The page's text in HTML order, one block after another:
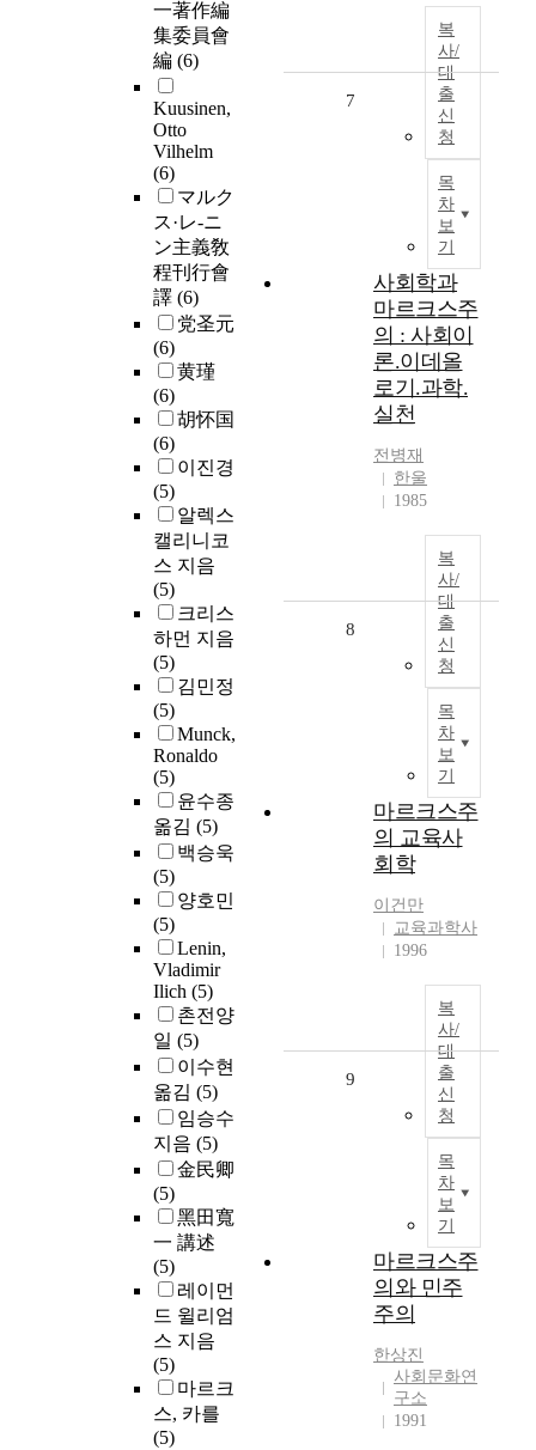
一著作編
集委員會
編 (6)
Kuusinen,
Otto
Vilhelm
(6)
マルク
ス·レ-ニ
ン主義敎
程刊行會
譯 (6)
党圣元
(6)
黄瑾
(6)
胡怀国
(6)
이진경
(5)
알렉스
캘리니코
스 지음
(5)
크리스
하먼 지음
(5)
김민정
(5)
Munck,
Ronaldo
(5)
윤수종
옮김 (5)
백승욱
(5)
양호민
(5)
Lenin,
Vladimir
Ilich (5)
촌전양
일 (5)
이수현
옮김 (5)
임승수
지음 (5)
金民卿
(5)
黑田寬
一 講述
(5)
레이먼
드 윌리엄
스 지음
(5)
마르크
스, 카를
(5)
복
사/
대
출
신
청
목
차
보
기
7
사회학과
마르크스주
의 : 사회이
론.이데올
로기.과학.
실천
전병재
한울
1985
복
사/
대
출
신
청
목
차
보
기
8
마르크스주
의 교육사
회학
이건만
교육과학사
1996
복
사/
대
출
신
청
목
차
보
기
9
마르크스주
의와 민주
주의
한상진
사회문화연
구소
1991